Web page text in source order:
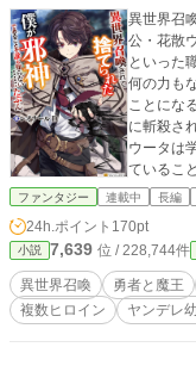
異世界召
公・花散
といった
何の力も
ことにな
に斬殺さ
ウータは
ているこ
である
ファンタジー 連載中 長編
24h.ポイント 170pt
小説 7,639 位 / 228,744件
異世界召喚 勇者と魔王
複数ヒロイン
ヤンデレ